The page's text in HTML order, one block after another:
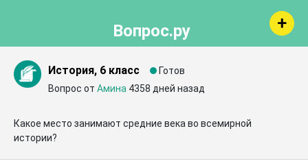
Вопрос.ру
История, 6 класс
Готов
Вопрос от Амина 4358 дней назад
Какое место занимают средние века во всемирной
истории?